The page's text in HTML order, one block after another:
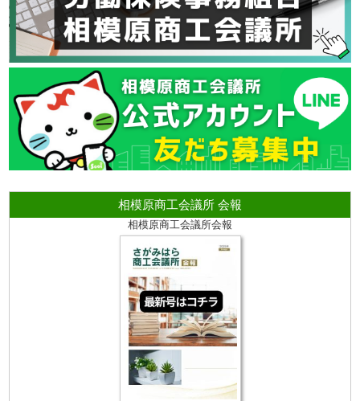
相模原商工会議所 会報
相模原商工会議所会報